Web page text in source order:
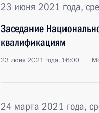
23 июня 2021 года,
Заседание
квалификациям
23 июня 2021 года, 16:00
24 марта 2021 года,